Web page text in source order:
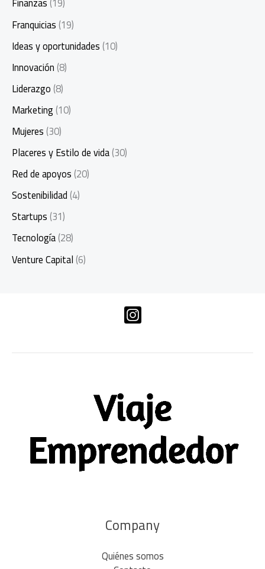
Franquicias(19)
Ideas y oportunidades(10)
Innovación(8)
Liderazgo(8)
Marketing(10)
Mujeres(30)
Placeres y Estilo de vida(30)
Red de apoyos(20)
Sostenibilidad(4)
Startups(31)
Tecnología(28)
Venture Capital(6)
Company
Quiénes somos